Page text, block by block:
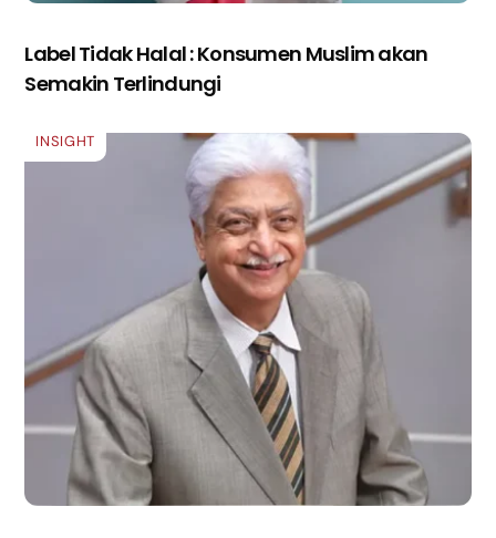
Label Tidak Halal : Konsumen Muslim akan
Semakin Terlindungi
INSIGHT